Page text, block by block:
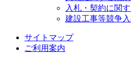
入札・契約に関
建設工事等競争
サイトマップ
ご利用案内